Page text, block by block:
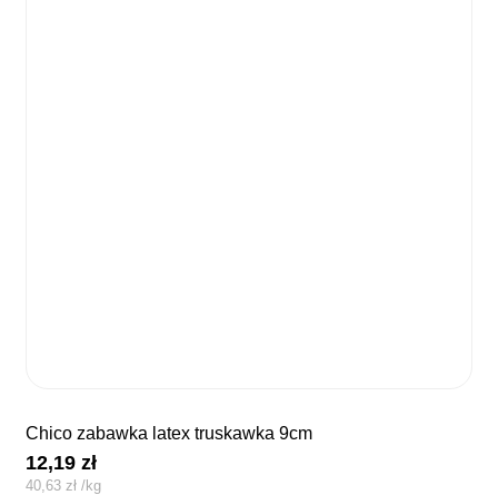
chico zabawka latex truskawka 9cm
12,19zł
40,63 zł /kg